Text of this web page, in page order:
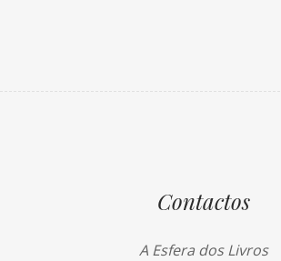
Contactos
A Esfera dos Livros